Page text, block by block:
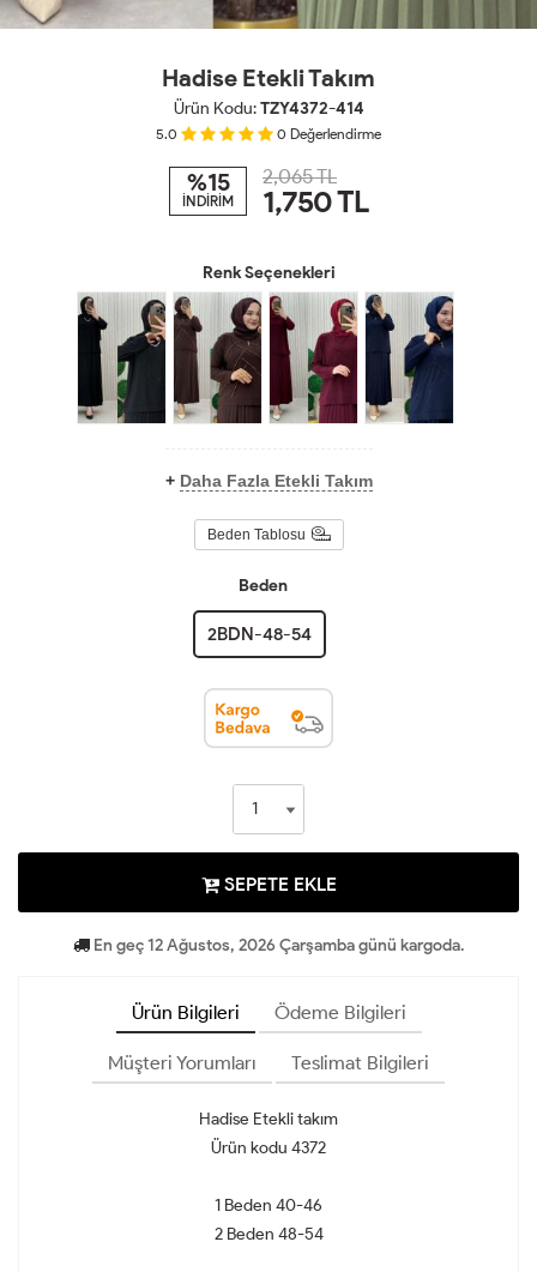
Hadise Etekli Takım
Ürün Kodu:TZY4372-414
5.0 0 Değerlendirme
%15
İNDİRİM
2,065 TL
1,750TL
Renk Seçenekleri
+ Daha Fazla Etekli Takım
Beden Tablosu
Beden
2BDN-48-54
SEPETE EKLE
En geç 12 Ağustos, 2026 Çarşamba günü kargoda.
Ürün Bilgileri Ödeme Bilgileri
Müşteri Yorumları Teslimat Bilgileri
Hadise Etekli takım
Ürün kodu 4372
1 Beden 40-46
2 Beden 48-54